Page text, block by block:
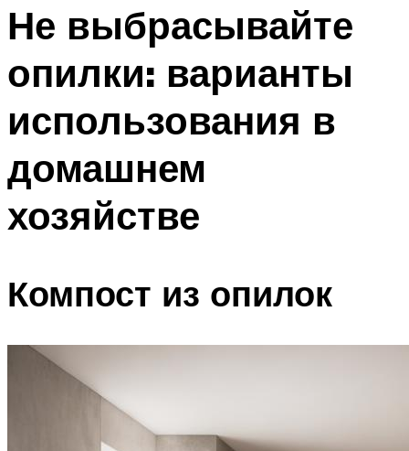
Не выбрасывайте
опилки: варианты
использования в
домашнем
хозяйстве
Компост из опилок